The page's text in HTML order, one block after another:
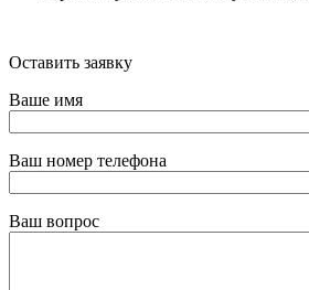
Оставить заявку
Ваше имя
Ваш номер телефона
Ваш вопрос